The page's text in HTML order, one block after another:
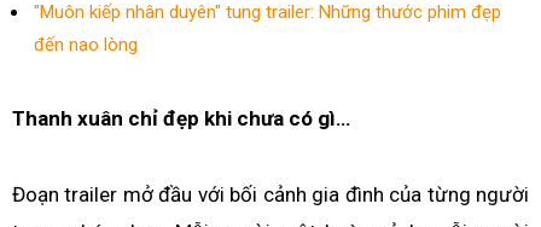
"Muôn kiếp nhân duyên" tung trailer: Những thước phim đẹp
đến nao lòng
Thanh xuân chỉ đẹp khi chưa có gì…
Đoạn trailer mở đầu với bối cảnh gia đình của từng người